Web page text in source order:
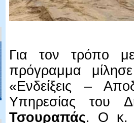
Για τον τρόπο
πρόγραμμα
«Ενδείξεις –
Υπηρεσίας του
Τσουραπάς. Ο κ.